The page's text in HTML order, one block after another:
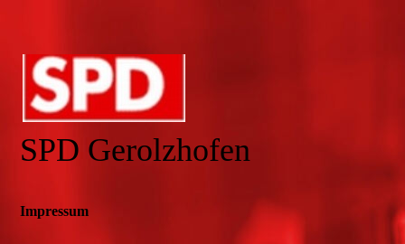
SPD Gerolzhofen
Impressum